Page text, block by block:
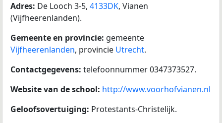
Adres: De Looch 3-5, 4133DK, Vianen
(Vijfheerenlanden).
Gemeente en provincie: gemeente
Vijfheerenlanden, provincie Utrecht.
Contactgegevens: telefoonnummer 0347373527.
Website van de school: http://www.voorhofvianen.nl
Geloofsovertuiging: Protestants-Christelijk.